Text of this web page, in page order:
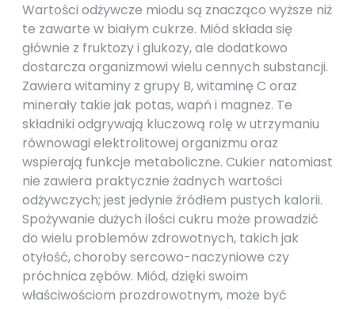
Wartości odżywcze miodu są znacząco wyższe niż
te zawarte w białym cukrze. Miód składa się
głównie z fruktozy i glukozy, ale dodatkowo
dostarcza organizmowi wielu cennych substancji.
Zawiera witaminy z grupy B, witaminę C oraz
minerały takie jak potas, wapń i magnez. Te
składniki odgrywają kluczową rolę w utrzymaniu
równowagi elektrolitowej organizmu oraz
wspierają funkcje metaboliczne. Cukier natomiast
nie zawiera praktycznie żadnych wartości
odżywczych; jest jedynie źródłem pustych kalorii.
Spożywanie dużych ilości cukru może prowadzić
do wielu problemów zdrowotnych, takich jak
otyłość, choroby sercowo-naczyniowe czy
próchnica zębów. Miód, dzięki swoim
właściwościom prozdrowotnym, może być